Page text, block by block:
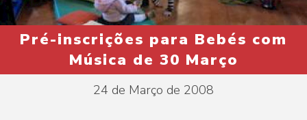
Pré-inscrições para Bebés com
Música de 30 Março
24 de Março de 2008